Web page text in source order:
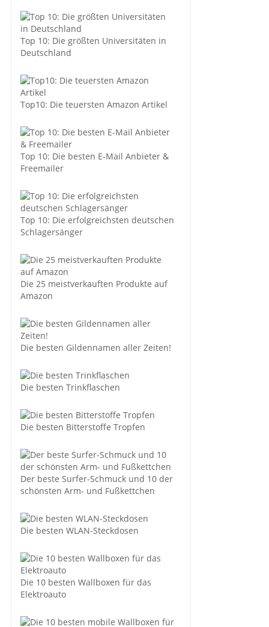
Top 10: Die größten Universitäten in
Deutschland
Top10: Die teuersten Amazon Artikel
Top 10: Die besten E-Mail Anbieter &
Freemailer
Top 10: Die erfolgreichsten deutschen
Schlagersänger
Die 25 meistverkauften Produkte auf
Amazon
Die besten Gildennamen aller Zeiten!
Die besten Trinkflaschen
Die besten Bitterstoffe Tropfen
Der beste Surfer-Schmuck und 10 der
schönsten Arm- und Fußkettchen
Die besten WLAN-Steckdosen
Die 10 besten Wallboxen für das
Elektroauto